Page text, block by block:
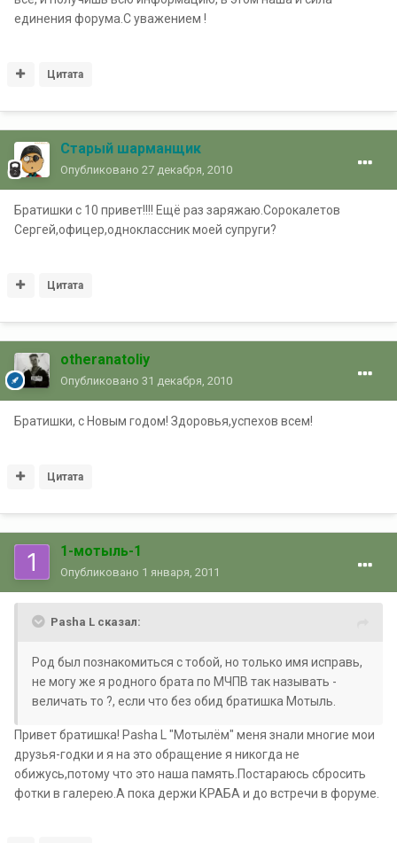
единения форума.С уважением !
Цитата
Старый шарманщик
Опубликовано 27 декабря, 2010
Братишки с 10 привет!!!! Ещё раз заряжаю.Сорокалетов
Сергей,офицер,одноклассник моей супруги?
Цитата
otheranatoliy
Опубликовано 31 декабря, 2010
Братишки, с Новым годом! Здоровья,успехов всем!
Цитата
1-мотыль-1
Опубликовано 1 января, 2011
Pasha L сказал:
Род был познакомиться с тобой, но только имя исправь,
не могу же я родного брата по МЧПВ так называть -
величать то ?, если что без обид братишка Мотыль.
Привет братишка! Pasha L "Мотылём" меня знали многие мои
друзья-годки и я на это обращение я никогда не
обижусь,потому что это наша память.Постараюсь сбросить
фотки в галерею.А пока держи КРАБА и до встречи в форуме.